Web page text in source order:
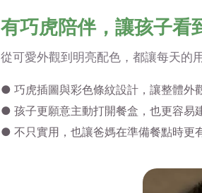
有巧虎陪伴，讓孩子看
從可愛外觀到明亮配色，都讓每天的
● 巧虎插圖與彩色條紋設計，讓整體外
● 孩子更願意主動打開餐盒，也更容易
● 不只實用，也讓爸媽在準備餐點時更